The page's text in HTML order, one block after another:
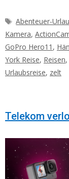
Schlagwörter
Abenteuer-
Kamera,
GoPro Hero11 ,
York Reise, Reisen,
Urlaubsreise, zelt
Telekom